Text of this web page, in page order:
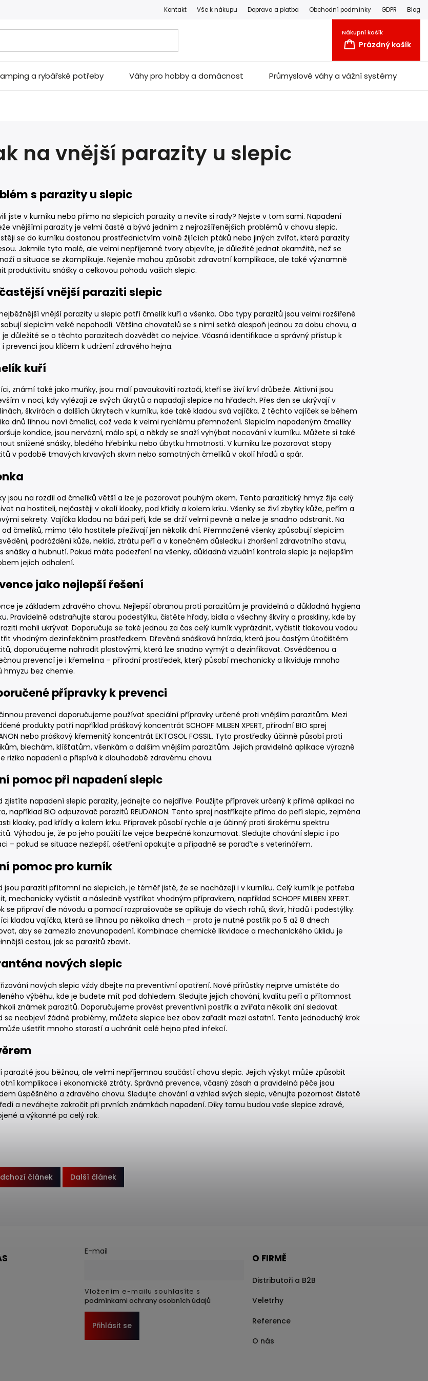
Kontakt Vše k nákupu Doprava a platba Obchodní podmínky GDPR Blog
Nákupní košík
Prázdný košík
a rybářské potřeby Váhy pro hobby a domácnost Průmyslové váhy a vážní systémy
na vnější parazity u slepic
s parazity u slepic
jste v kurníku nebo přímo na slepicích parazity a nevíte si rady? Nejste v tom sami. Napadení
vnějšími parazity je velmi časté a bývá jedním z nejrozšířenějších problémů v chovu slepic.
se do kurníku dostanou prostřednictvím volně žijících ptáků nebo jiných zvířat, která parazity
Jakmile tyto malé, ale velmi nepříjemné tvory objevíte, je důležité jednat okamžitě, než se
a situace se zkomplikuje. Nejenže mohou způsobit zdravotní komplikace, ale také významně
produktivitu snášky a celkovou pohodu vašich slepic.
vnější paraziti slepic
vnější parazity u slepic patří čmelík kuří a všenka. Oba typy parazitů jsou velmi rozšířené
slepicím velké nepohodlí. Většina chovatelů se s nimi setká alespoň jednou za dobu chovu, a
důležité se o těchto parazitech dozvědět co nejvíce. Včasná identifikace a správný přístup k
i prevenci jsou klíčem k udržení zdravého hejna.
kuří
známí také jako muňky, jsou malí pavoukovití roztoči, kteří se živí krví drůbeže. Aktivní jsou
v noci, kdy vylézají ze svých úkrytů a napadají slepice na hřadech. Přes den se ukrývají v
škvírách a dalších úkrytech v kurníku, kde také kladou svá vajíčka. Z těchto vajíček se během
dnů líhnou noví čmelíci, což vede k velmi rychlému přemnožení. Slepicím napadeným čmelíky
kondice, jsou nervózní, málo spí, a někdy se snaží vyhýbat nocování v kurníku. Můžete si také
snížené snášky, bledého hřebínku nebo úbytku hmotnosti. V kurníku lze pozorovat stopy
v podobě tmavých krvavých skvrn nebo samotných čmelíků v okolí hřadů a spár.
jsou na rozdíl od čmelíků větší a lze je pozorovat pouhým okem. Tento parazitický hmyz žije celý
na hostiteli, nejčastěji v okolí kloaky, pod křídly a kolem krku. Všenky se živí zbytky kůže, peřím a
sekrety. Vajíčka kladou na bázi peří, kde se drží velmi pevně a nelze je snadno odstranit. Na
od čmelíků, mimo tělo hostitele přežívají jen několik dní. Přemnožené všenky způsobují slepicím
podráždění kůže, neklid, ztrátu peří a v konečném důsledku i zhoršení zdravotního stavu,
snášky a hubnutí. Pokud máte podezření na všenky, důkladná vizuální kontrola slepic je nejlepším
jejich odhalení.
jako nejlepší řešení
je základem zdravého chovu. Nejlepší obranou proti parazitům je pravidelná a důkladná hygiena
Pravidelně odstraňujte starou podestýlku, čistěte hřady, bidla a všechny škvíry a praskliny, kde by
mohli ukrývat. Doporučuje se také jednou za čas celý kurník vyprázdnit, vyčistit tlakovou vodou
vhodným dezinfekčním prostředkem. Dřevěná snášková hnízda, která jsou častým útočištěm
doporučujeme nahradit plastovými, která lze snadno vymýt a dezinfikovat. Osvědčenou a
prevencí je i křemelina – přírodní prostředek, který působí mechanicky a likviduje mnoho
hmyzu bez chemie.
přípravky k prevenci
prevenci doporučujeme používat speciální přípravky určené proti vnějším parazitům. Mezi
produkty patří například práškový koncentrát SCHOPF MILBEN XPERT, přírodní BIO sprej
nebo práškový křemenitý koncentrát EKTOSOL FOSSIL. Tyto prostředky účinně působí proti
blechám, klíšťatům, všenkám a dalším vnějším parazitům. Jejich pravidelná aplikace výrazně
riziko napadení a přispívá k dlouhodobě zdravému chovu.
pomoc při napadení slepic
zjistíte napadení slepic parazity, jednejte co nejdříve. Použijte přípravek určený k přímé aplikaci na
například BIO odpuzovač parazitů REUDANON. Tento sprej nastříkejte přímo do peří slepic, zejména
kloaky, pod křídly a kolem krku. Přípravek působí rychle a je účinný proti širokému spektru
Výhodou je, že po jeho použití lze vejce bezpečně konzumovat. Sledujte chování slepic i po
– pokud se situace nezlepší, ošetření opakujte a případně se poraďte s veterinářem.
pomoc pro kurník
jsou paraziti přítomní na slepicích, je téměř jisté, že se nacházejí i v kurníku. Celý kurník je potřeba
mechanicky vyčistit a následně vystříkat vhodným přípravkem, například SCHOPF MILBEN XPERT.
se připraví dle návodu a pomocí rozprašovače se aplikuje do všech rohů, škvír, hřadů i podestýlky.
kladou vajíčka, která se líhnou po několika dnech – proto je nutné postřik po 5 až 8 dnech
aby se zamezilo znovunapadení. Kombinace chemické likvidace a mechanického úklidu je
cestou, jak se parazitů zbavit.
nových slepic
nových slepic vždy dbejte na preventivní opatření. Nové přírůstky nejprve umístěte do
výběhu, kde je budete mít pod dohledem. Sledujte jejich chování, kvalitu peří a přítomnost
známek parazitů. Doporučujeme provést preventivní postřik a zvířata několik dní sledovat.
se neobjeví žádné problémy, můžete slepice bez obav zařadit mezi ostatní. Tento jednoduchý krok
ušetřit mnoho starostí a uchránit celé hejno před infekcí.
parazité jsou běžnou, ale velmi nepříjemnou součástí chovu slepic. Jejich výskyt může způsobit
komplikace i ekonomické ztráty. Správná prevence, včasný zásah a pravidelná péče jsou
úspěšného a zdravého chovu. Sledujte chování a vzhled svých slepic, věnujte pozornost čistotě
a neváhejte zakročit při prvních známkách napadení. Díky tomu budou vaše slepice zdravé,
a výkonné po celý rok.
článek Další článek
E-mail
Vložením e-mailu souhlasíte s
podmínkami ochrany osobních údajů
Přihlásit se
O FIRMĚ
Distributoři a B2B
Veletrhy
Reference
O nás